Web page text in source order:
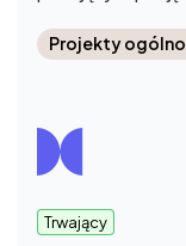
Projekty
Trwający